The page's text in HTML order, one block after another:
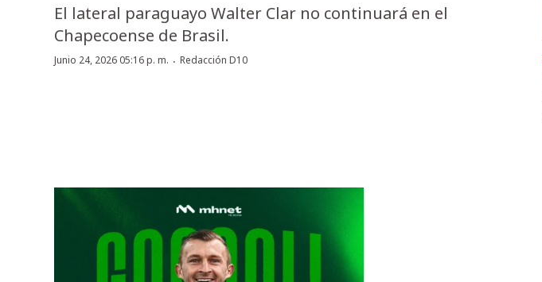
El lateral paraguayo Walter Clar no continuará en el
Chapecoense de Brasil.
Junio 24, 2026 05:16 p. m. · Redacción D10